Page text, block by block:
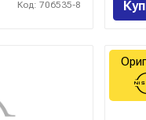
Код: 706535-8